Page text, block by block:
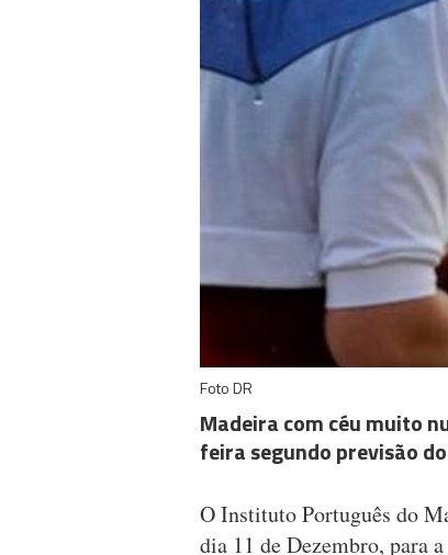
Foto DR
Madeira com céu muito
feira segundo previsão
O Instituto Português do
dia 11 de Dezembro, para